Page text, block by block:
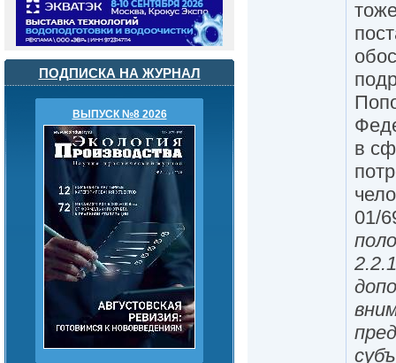
ПОДПИСКА НА ЖУРНАЛ
ВЫПУСК №8 2026
в
01/